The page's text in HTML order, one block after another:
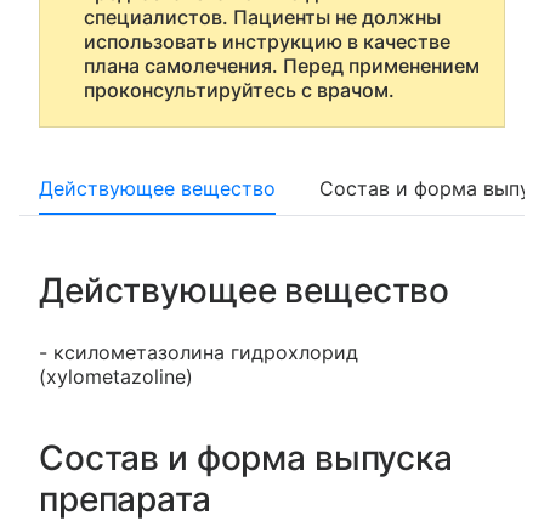
специалистов. Пациенты не должны
использовать инструкцию в качестве
плана самолечения. Перед применением
проконсультируйтесь с врачом.
Действующее вещество Состав и форма
Действующее вещество
- ксилометазолина гидрохлорид
(xylometazoline)
Состав и форма выпуска
препарата